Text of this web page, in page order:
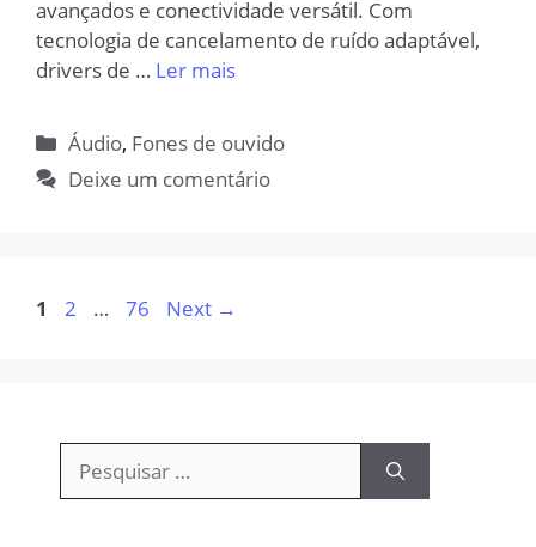
avançados e conectividade versátil. Com
tecnologia de cancelamento de ruído adaptável,
drivers de … Ler mais
Categorias
Áudio, Fones de ouvido
Deixe um comentário
Page
1 Page
2 … Page
76 Next →
por: